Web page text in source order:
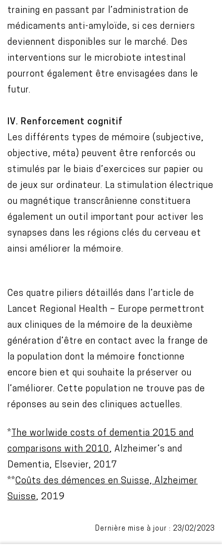
training en passant par l’administration de
médicaments anti-amyloïde, si ces derniers
deviennent disponibles sur le marché. Des
interventions sur le microbiote intestinal
pourront également être envisagées dans le
futur.
IV. Renforcement cognitif
Les différents types de mémoire (subjective,
objective, méta) peuvent être renforcés ou
stimulés par le biais d’exercices sur papier ou
de jeux sur ordinateur. La stimulation électrique
ou magnétique transcrânienne constituera
également un outil important pour activer les
synapses dans les régions clés du cerveau et
ainsi améliorer la mémoire.
Ces quatre piliers détaillés dans l’article de
Lancet Regional Health – Europe permettront
aux cliniques de la mémoire de la deuxième
génération d’être en contact avec la frange de
la population dont la mémoire fonctionne
encore bien et qui souhaite la préserver ou
l’améliorer. Cette population ne trouve pas de
réponses au sein des cliniques actuelles.
* The worlwide costs of dementia 2015 and
comparisons with 2010 , Alzheimer’s and
Dementia, Elsevier, 2017
**Coûts des démences en Suisse, Alzheimer
Suisse, 2019
Dernière mise à jour : 23/02/2023